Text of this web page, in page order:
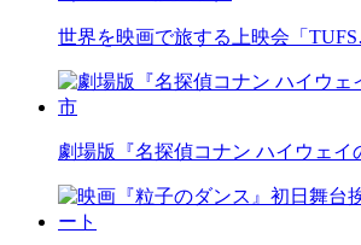
世界を映画で旅する上映会「
劇場版『名探偵コナン ハイウェ